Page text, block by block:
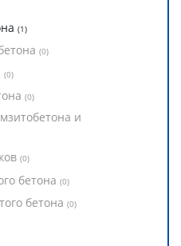
(1)
(0)
(0)
(0)
и
(0)
бетона (0)
бетона (0)